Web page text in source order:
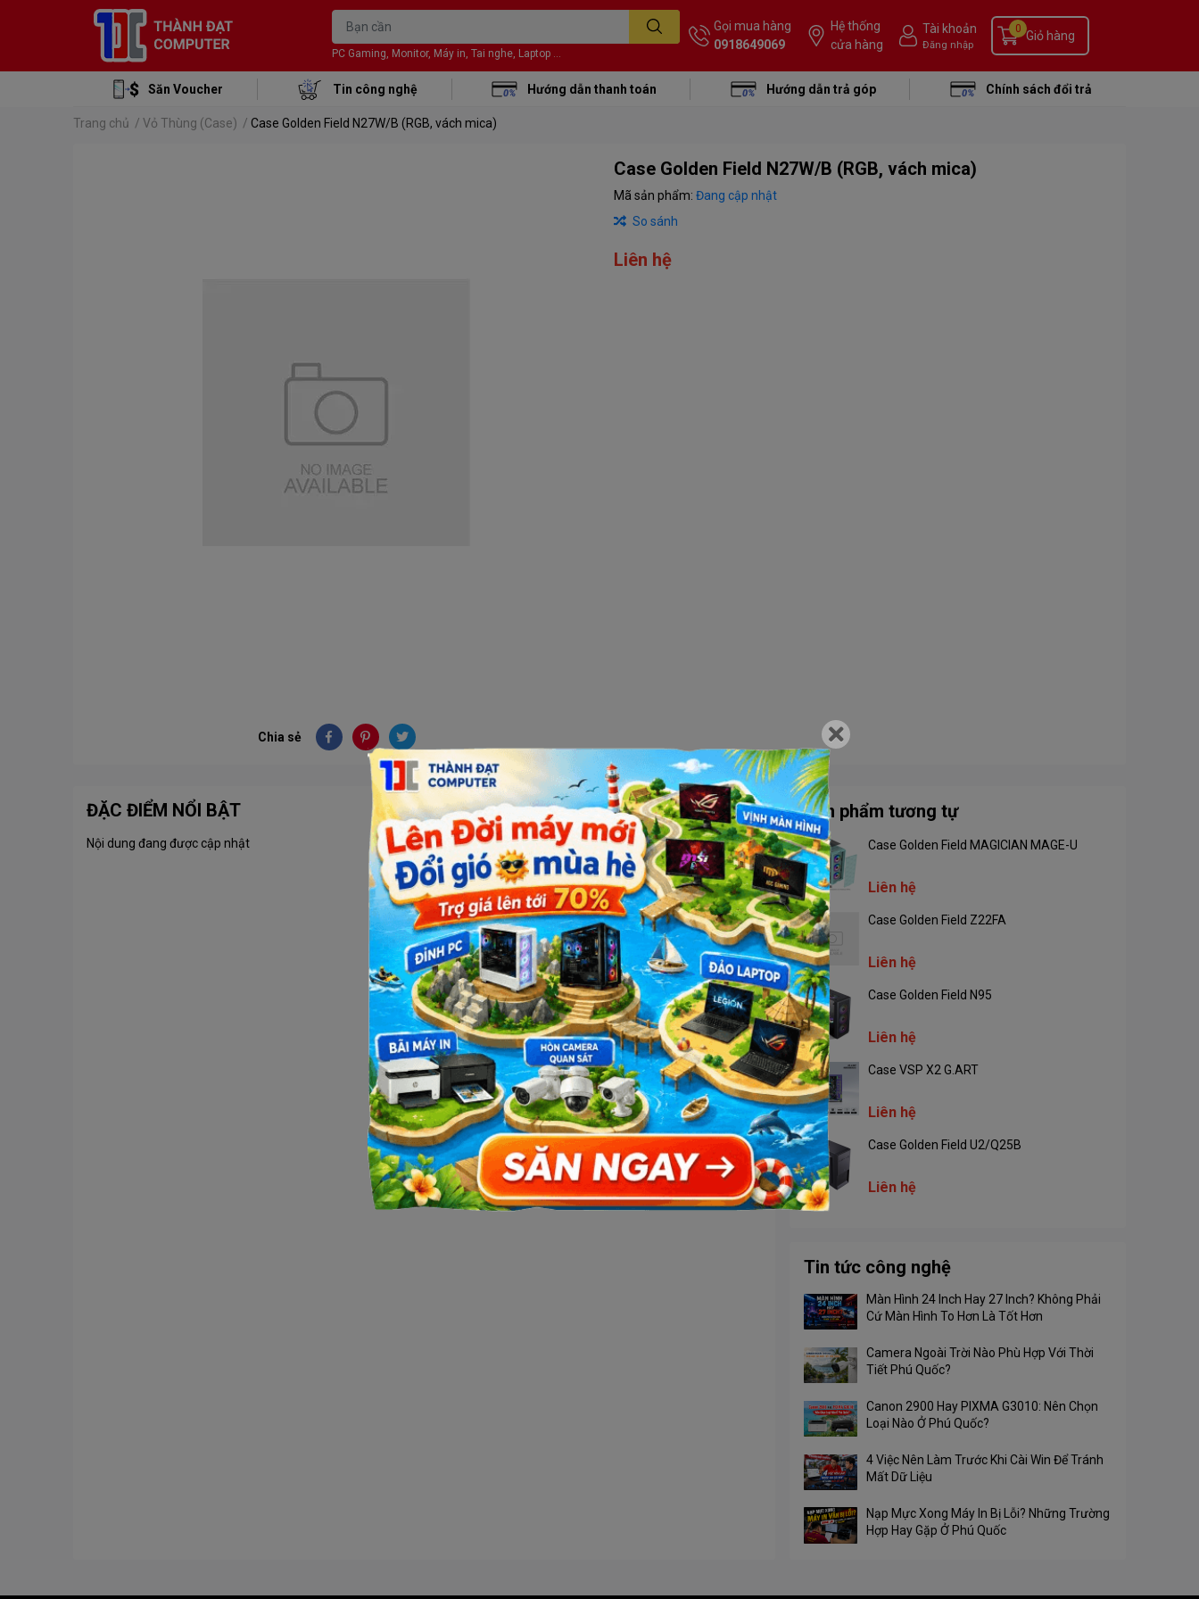
PC Gaming, Monitor, Máy in, Tai nghe, Laptop ...
Gọi mua hàng
0918649069
Hệ thống
cửa hàng
Tài khoản
Đăng nhập
Giỏ hàng
0
Săn Voucher Tin công nghệ Hướng dẫn thanh toán Hướng dẫn trả góp Chính sách đổi trả
Trang chủ / Vỏ Thùng (Case) / Case Golden Field N27W/B (RGB, vách mica)
Chia sẻ
Case Golden Field N27W/B (RGB, vách mica)
Mã sản phẩm: Đang cập nhật
So sánh
Liên hệ
ĐẶC ĐIỂM NỔI BẬT
Nội dung đang được cập nhật
Sản phẩm tương tự
Case Golden Field MAGICIAN MAGE-U
Liên hệ
Case Golden Field Z22FA
Liên hệ
Case Golden Field N95
Liên hệ
Case VSP X2 G.ART
Liên hệ
Case Golden Field U2/Q25B
Liên hệ
Tin tức công nghệ
Màn Hình 24 Inch Hay 27 Inch? Không Phải
Cứ Màn Hình To Hơn Là Tốt Hơn
Camera Ngoài Trời Nào Phù Hợp Với Thời
Tiết Phú Quốc?
Canon 2900 Hay PIXMA G3010: Nên Chọn
Loại Nào Ở Phú Quốc?
4 Việc Nên Làm Trước Khi Cài Win Để Tránh
Mất Dữ Liệu
Nạp Mực Xong Máy In Bị Lỗi? Những Trường
Hợp Hay Gặp Ở Phú Quốc